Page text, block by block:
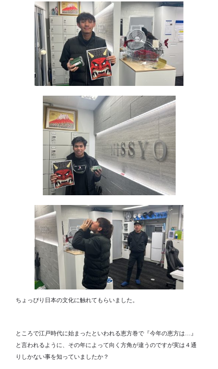
ちょっぴり日本の文化に触れてもらいました。
ところで江戸時代に始まったといわれる恵方巻で『今年の恵方は…』
と言われるように、その年によって向く方角が違うのですが実は４通
りしかない事を知っていましたか？